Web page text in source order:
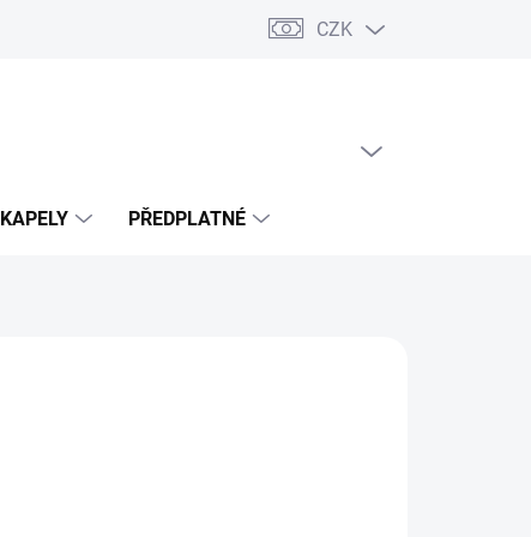
CZK
KAPELY PŘEDPLATNÉ